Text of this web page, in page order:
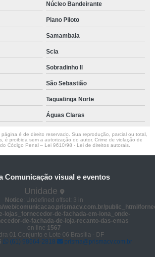
Núcleo Bandeirante
Plano Piloto
Samambaia
Scia
Sobradinho ll
São Sebastião
Taguatinga Norte
Águas Claras
é de direito reservado. Sua reprodução, parcial ou total,
é proibida sem a autorização do autor. Crime de violação de
Código Penal – Lei 9610/98 - Lei de direitos autorais
Comunicação visual e eventos
Unidade
Notice: Undefined offset: 3 in
web/comunicacao.prismacv.com.br/public_html/
lojas_fornecedor-de-fachada-em-lona_onde-
de-fachada-de-loja-recanto-das-emas
on line 1567
01 Conjunto e Lote 06 Brasília - DF
(61) 98664-2818 prisma@prismacv.com.br